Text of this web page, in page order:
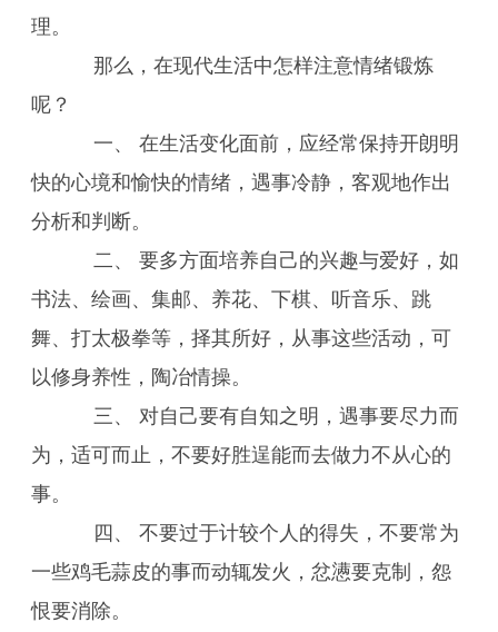
理。
那么，在现代生活中怎样注意情绪锻炼
呢？
一、 在生活变化面前，应经常保持开朗明
快的心境和愉快的情绪，遇事冷静，客观地作出
分析和判断。
二、 要多方面培养自己的兴趣与爱好，如
书法、绘画、集邮、养花、下棋、听音乐、跳
舞、打太极拳等，择其所好，从事这些活动，可
以修身养性，陶冶情操。
三、 对自己要有自知之明，遇事要尽力而
为，适可而止，不要好胜逞能而去做力不从心的
事。
四、 不要过于计较个人的得失，不要常为
一些鸡毛蒜皮的事而动辄发火，忿懑要克制，怨
恨要消除。